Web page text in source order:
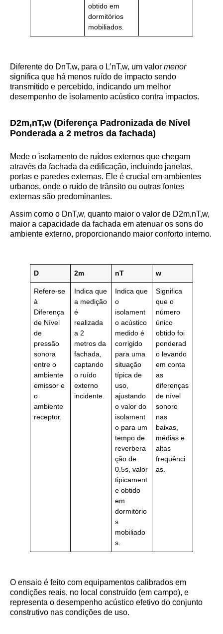
obtido em
dormitórios
mobiliados.
Diferente do DnT,w​, para o L’nT,w​, um valor menor
significa que há menos ruído de impacto sendo
transmitido e percebido, indicando um melhor
desempenho de isolamento acústico contra impactos.
D2m,nT,w​ (Diferença Padronizada de Nível
Ponderada a 2 metros da fachada)
Mede o isolamento de ruídos externos que chegam
através da fachada da edificação, incluindo janelas,
portas e paredes externas. Ele é crucial em ambientes
urbanos, onde o ruído de trânsito ou outras fontes
externas são predominantes.
Assim como o DnT,w​, quanto maior o valor de D2m,nT,w​,
maior a capacidade da fachada em atenuar os sons do
ambiente externo, proporcionando maior conforto interno.
D 2m nT w
Refere-se
à
Diferença
de Nível
de
pressão
sonora
entre o
ambiente
emissor e
o
ambiente
receptor.
Indica que
a medição
é
realizada
a 2
metros da
fachada,
captando
o ruído
externo
incidente.
Indica que
o
isolament
o acústico
medido é
corrigido
para uma
situação
típica de
uso,
ajustando
o valor do
isolament
o para um
tempo de
reverbera
ção de
0.5s, valor
tipicament
e obtido
em
dormitório
s
mobiliado
s.
Significa
que o
número
único
obtido foi
ponderad
o levando
em conta
as
diferenças
de nível
sonoro
nas
baixas,
médias e
altas
frequênci
as.
O ensaio é feito com equipamentos calibrados em
condições reais, no local construído (em campo), e
representa o desempenho acústico efetivo do conjunto
construtivo nas condições de uso.